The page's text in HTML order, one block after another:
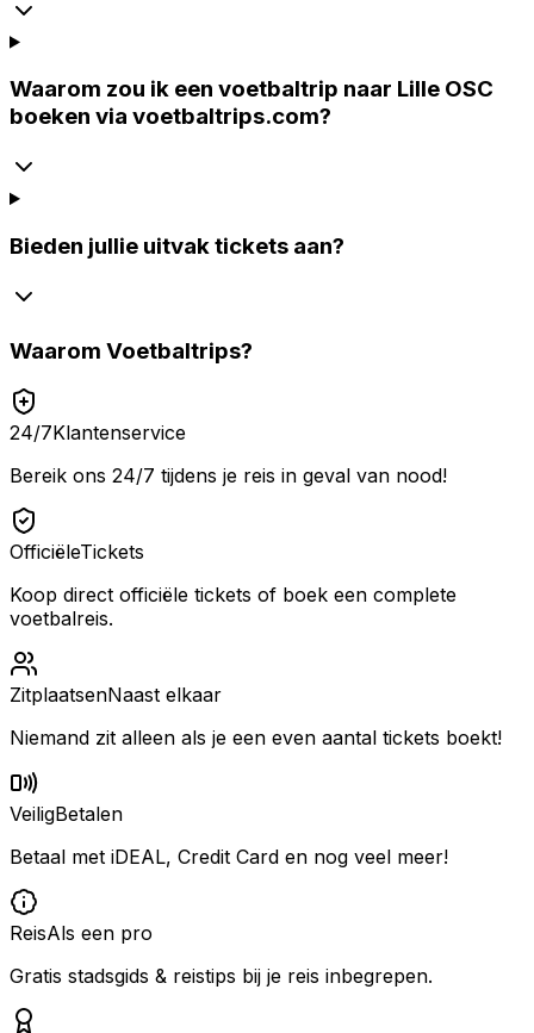
Waarom zou ik een voetbaltrip naar Lille OSC
boeken via voetbaltrips.com?
Bieden jullie uitvak tickets aan?
Waarom Voetbaltrips?
24/7Klantenservice
Bereik ons 24/7 tijdens je reis in geval van nood!
OfficiëleTickets
Koop direct officiële tickets of boek een complete
voetbalreis.
ZitplaatsenNaast elkaar
Niemand zit alleen als je een even aantal tickets boekt!
VeiligBetalen
Betaal met iDEAL, Credit Card en nog veel meer!
ReisAls een pro
Gratis stadsgids & reistips bij je reis inbegrepen.